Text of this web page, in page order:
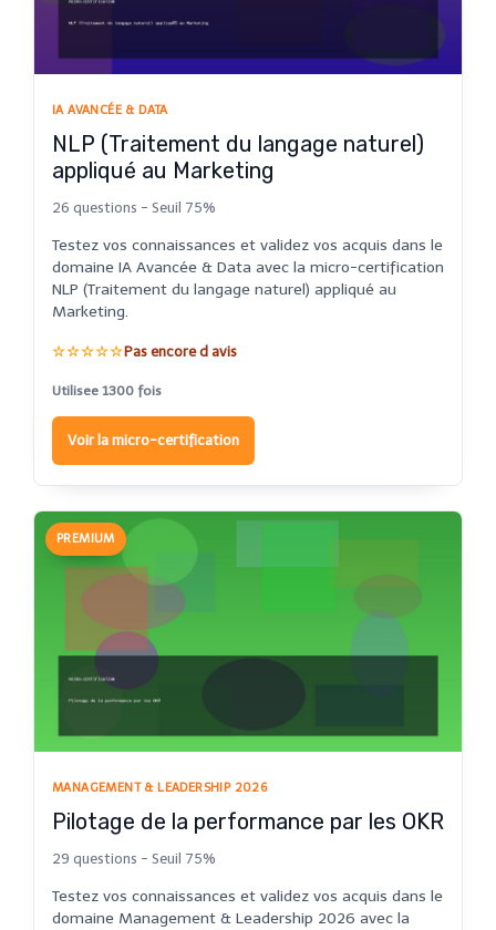
IA AVANCÉE & DATA
NLP (Traitement du langage naturel)
appliqué au Marketing
26 questions - Seuil 75%
Testez vos connaissances et validez vos acquis dans le
domaine IA Avancée & Data avec la micro-certification
NLP (Traitement du langage naturel) appliqué au
Marketing.
☆☆☆☆☆Pas encore d avis
Utilisee 1300 fois
Voir la micro-certification
PREMIUM
MANAGEMENT & LEADERSHIP 2026
Pilotage de la performance par les OKR
29 questions - Seuil 75%
Testez vos connaissances et validez vos acquis dans le
domaine Management & Leadership 2026 avec la